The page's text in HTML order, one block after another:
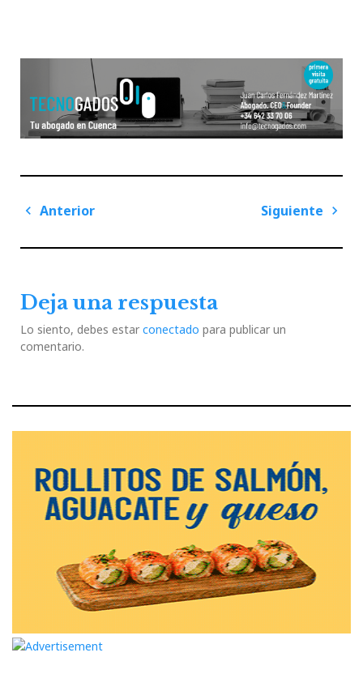
Navegación
entradas
Anterior
Siguiente
Deja una respuesta
Lo siento, debes estar conectado para publicar un
comentario.